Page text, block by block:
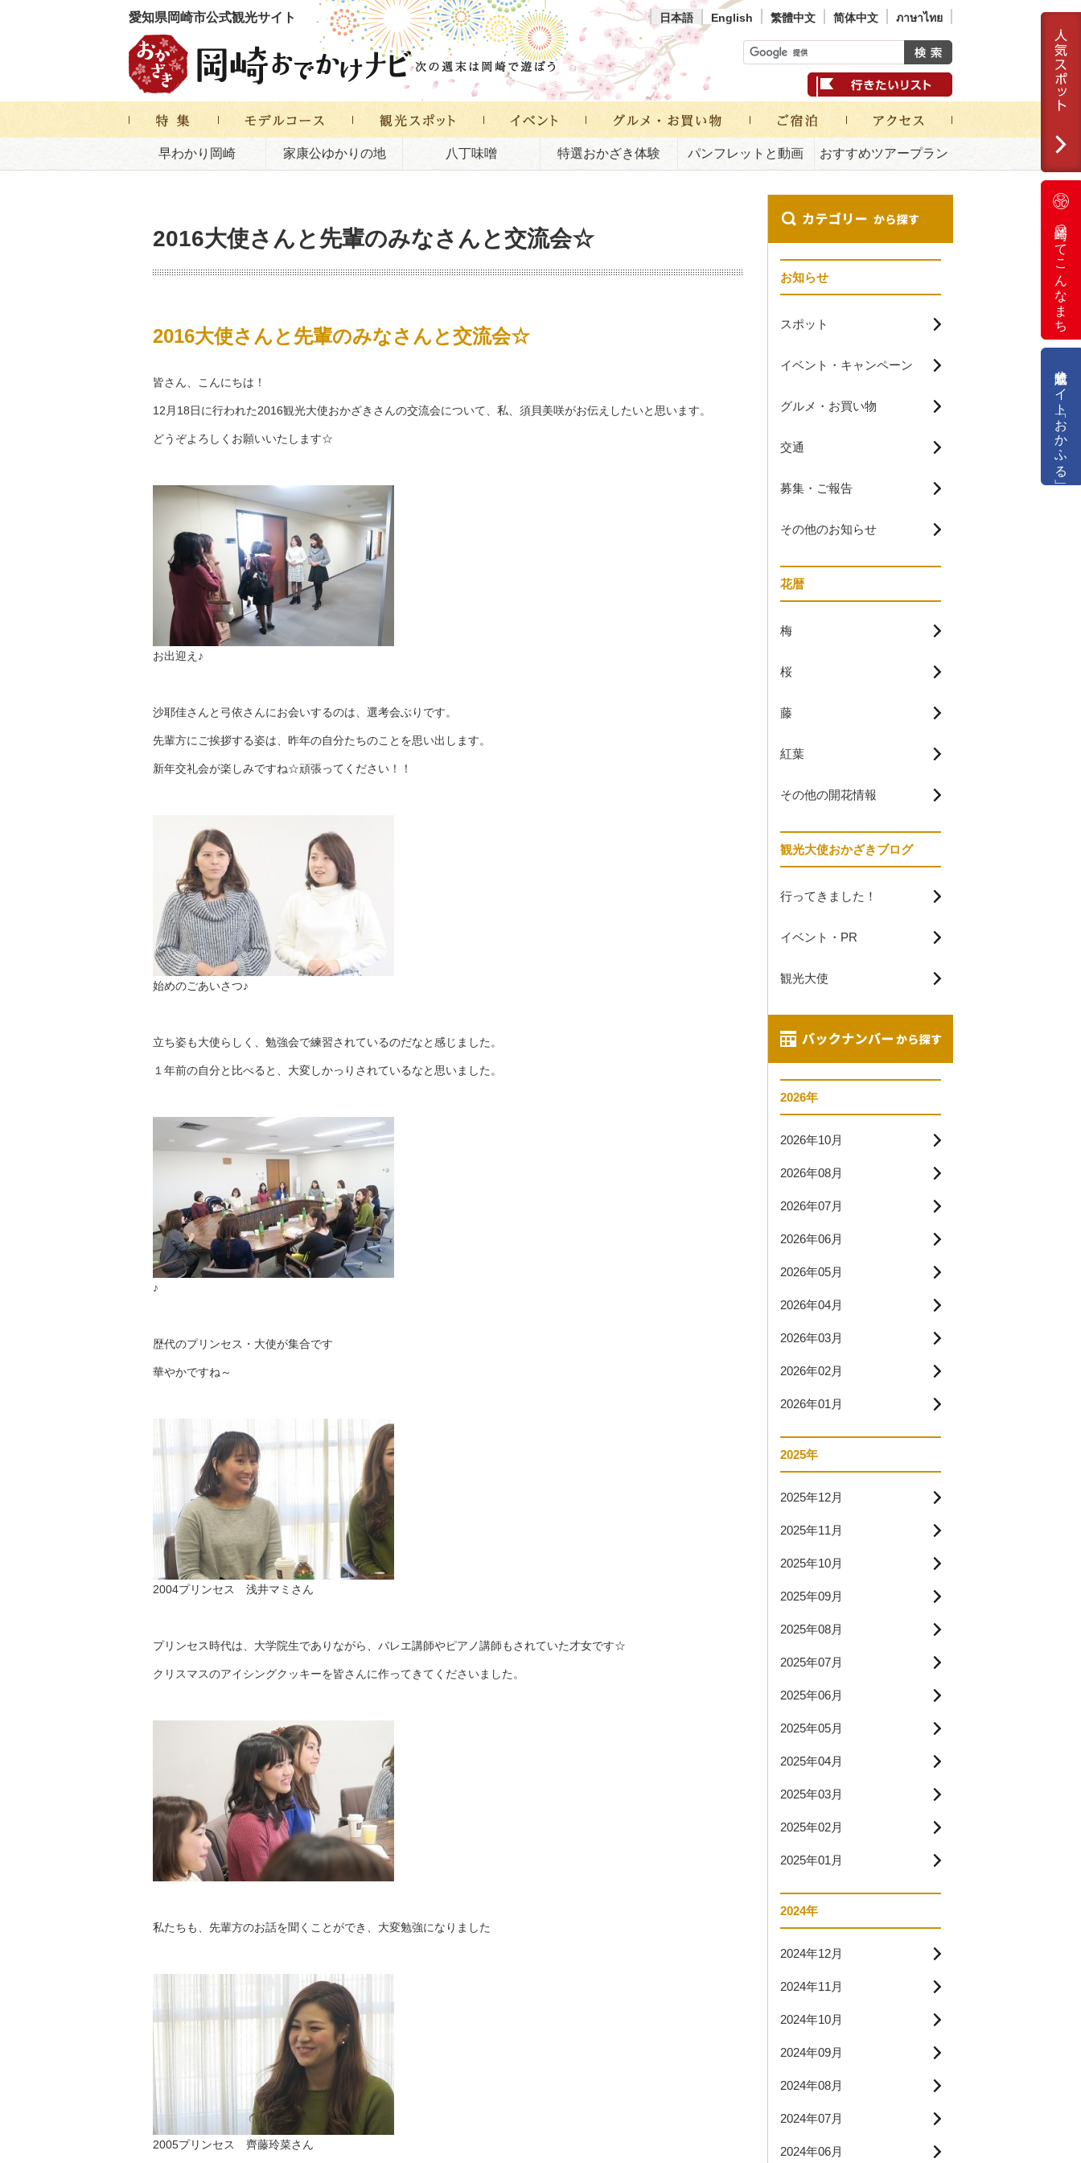
愛知県岡崎市公式観光サイト 日本語 English 繁體中文 简体中文 ภาษาไทย
早わかり岡崎 家康公ゆかりの地 八丁味噌 特選おかざき体験 パンフレットと動画 おすすめツアープラン
岡崎ってこんなまち
公式通販サイト「おかふる」
2016大使さんと先輩のみなさんと交流会☆
2016大使さんと先輩のみなさんと交流会☆
皆さん、こんにちは！
12月18日に行われた2016観光大使おかざきさんの交流会について、私、須貝美咲がお伝えしたいと思います。
どうぞよろしくお願いいたします☆
お出迎え♪
沙耶佳さんと弓依さんにお会いするのは、選考会ぶりです。
先輩方にご挨拶する姿は、昨年の自分たちのことを思い出します。
新年交礼会が楽しみですね☆頑張ってください！！
始めのごあいさつ♪
立ち姿も大使らしく、勉強会で練習されているのだなと感じました。
１年前の自分と比べると、大変しかっりされているなと思いました。
♪
歴代のプリンセス・大使が集合です
華やかですね～
2004プリンセス 浅井マミさん
プリンセス時代は、大学院生でありながら、バレエ講師やピアノ講師もされていた才女です☆
クリスマスのアイシングクッキーを皆さんに作ってきてくださいました。
私たちも、先輩方のお話を聞くことができ、大変勉強になりました
2005プリンセス 齊藤玲菜さん
お知らせ
スポット
イベント・キャンペーン
グルメ・お買い物
交通
募集・ご報告
その他のお知らせ
花暦
梅
桜
藤
紅葉
その他の開花情報
観光大使おかざきブログ
行ってきました！
イベント・PR
観光大使
2026年
2026年10月
2026年08月
2026年07月
2026年06月
2026年05月
2026年04月
2026年03月
2026年02月
2026年01月
2025年
2025年12月
2025年11月
2025年10月
2025年09月
2025年08月
2025年07月
2025年06月
2025年05月
2025年04月
2025年03月
2025年02月
2025年01月
2024年
2024年12月
2024年11月
2024年10月
2024年09月
2024年08月
2024年07月
2024年06月